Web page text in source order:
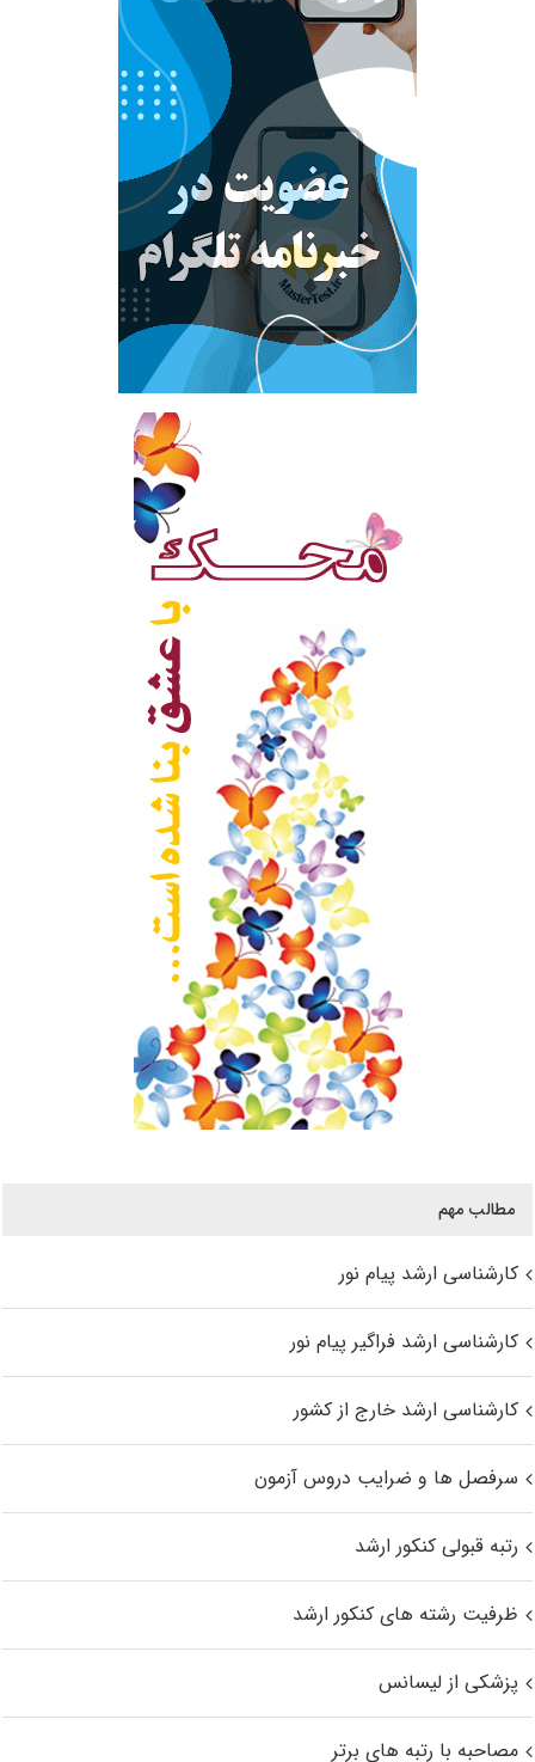
مطالب مهم
کارشناسی ارشد پیام نور
کارشناسی ارشد فراگیر پیام نور
کارشناسی ارشد خارج از کشور
سرفصل ها و ضرایب دروس آزمون
رتبه قبولی کنکور ارشد
ظرفیت رشته های کنکور ارشد
پزشکی از لیسانس
مصاحبه با رتبه های برتر